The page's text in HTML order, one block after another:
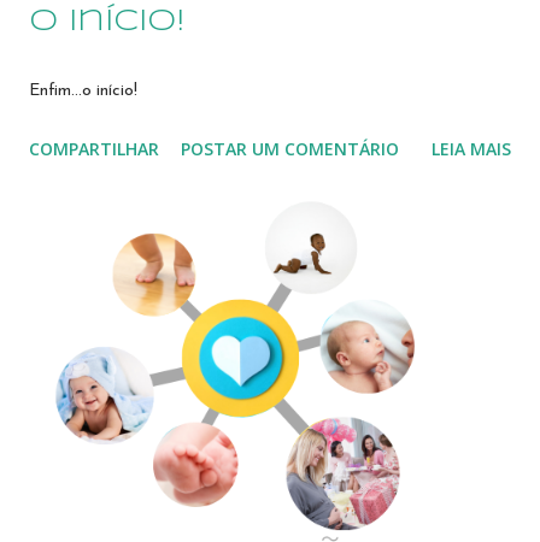
O início!
Enfim...o início!
COMPARTILHAR POSTAR UM COMENTÁRIO LEIA MAIS